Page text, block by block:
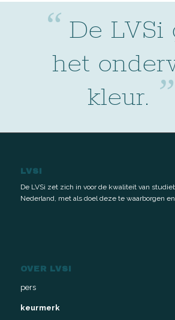
“ De LVSi
het
kleur. ”
LVSI
De LVSi zet zich in voor de kwaliteit van
Nederland, met als doel deze te waarborgen
OVER LVSI
pers
keurmerk